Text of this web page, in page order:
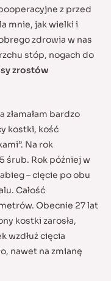
z przed
mnie, jak wielki i
zdrowia w nas
stóp, nogach do
zrostów
bardzo
kostki, kość
Na rok
śrub. Rok później w
– cięcie po obu
Całość
Obecnie 27 lat
kostki zarosła,
wzdłuż cięcia
nawet na zmianę